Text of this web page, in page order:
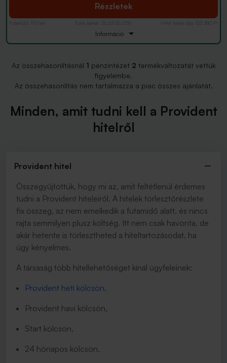
Részletek
Futamidő : 110 hét Éves kamat: 26,53-26,53% Hitel teljes díja : 123 380 Ft
Információ
Az összehasonlításnál 1 pénzintézet 2 termékváltozatát vettük
figyelembe.
Az összehasonlítás nem tartalmazza a piac összes ajánlatát.
Minden, amit tudni kell a Provident
hitelről
Provident hitel
Összegyűjtöttük, hogy mi az, amit feltétlenül érdemes
tudni a Provident hiteleiről. A hitelek törlesztőrészlete
fix összeg, az nem emelkedik a futamidő alatt, és nincs
rajta semmilyen plusz költség. Itt nem csak havonta, de
akár hetente is törlesztheted a hiteltartozásodat, ha
úgy kényelmes.
A társaság több hitellehetőséget kínál ügyfeleinek:
Provident heti kölcsön,
Provident havi kölcsön,
Start kölcsön,
24 hónapos kölcsön,